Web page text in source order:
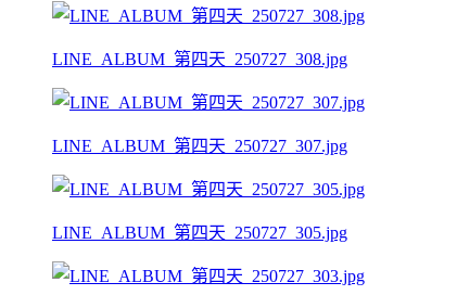
LINE_ALBUM_第四天_250727_308.jpg
LINE_ALBUM_第四天_250727_307.jpg
LINE_ALBUM_第四天_250727_305.jpg